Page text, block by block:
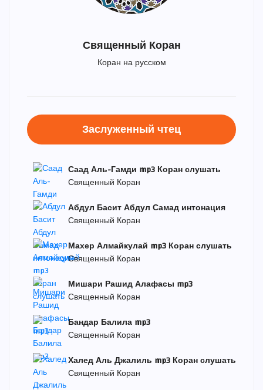
Священный Коран
Коран на русском
Заслуженный чтец
Саад Аль-Гамди mp3 Коран слушать
Священный Коран
Абдул Басит Абдул Самад интонация
Священный Коран
Махер Алмайкулай mp3 Коран слушать
Священный Коран
Мишари Рашид Алафасы mp3
Священный Коран
Бандар Балила mp3
Священный Коран
Халед Аль Джалиль mp3 Коран слушать
Священный Коран